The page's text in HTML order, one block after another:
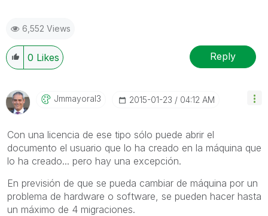
6,552 Views
0 Likes Reply
Jmmayoral3 ‎2015-01-23 04:12 AM
Con una licencia de ese tipo sólo puede abrir el
documento el usuario que lo ha creado en la máquina que
lo ha creado... pero hay una excepción.
En previsión de que se pueda cambiar de máquina por un
problema de hardware o software, se pueden hacer hasta
un máximo de 4 migraciones.